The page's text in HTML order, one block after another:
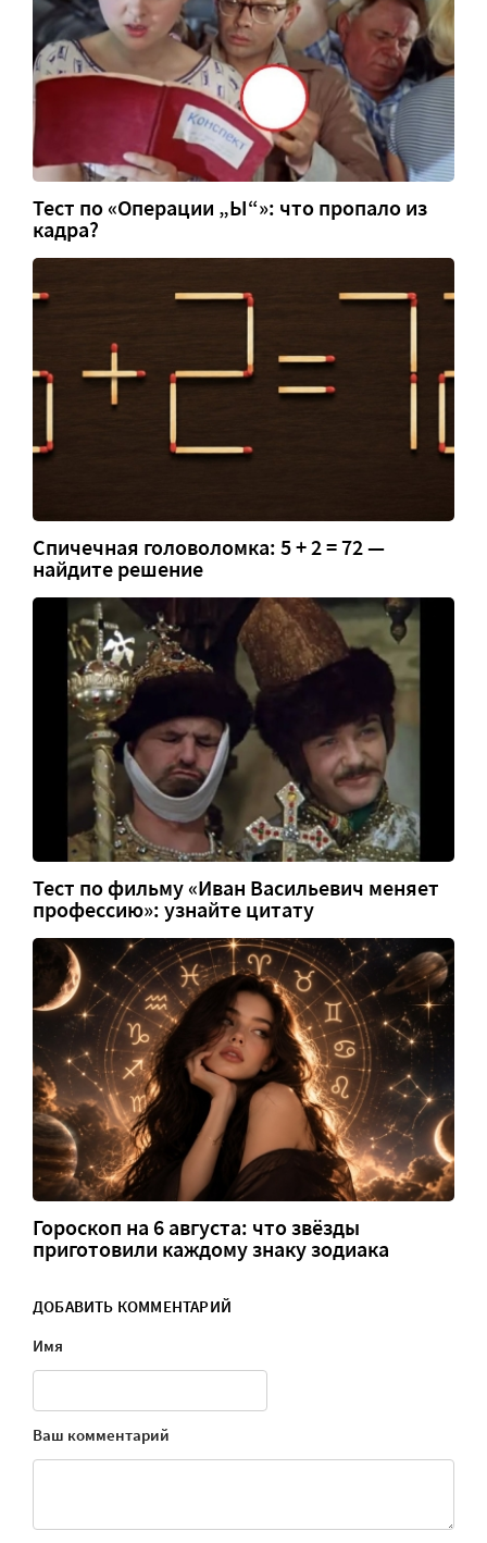
Тест по «Операции „Ы“»: что пропало из
кадра?
Спичечная головоломка: 5 + 2 = 72 —
найдите решение
Тест по фильму «Иван Васильевич меняет
профессию»: узнайте цитату
Гороскоп на 6 августа: что звёзды
приготовили каждому знаку зодиака
ДОБАВИТЬ КОММЕНТАРИЙ
Имя
Ваш комментарий